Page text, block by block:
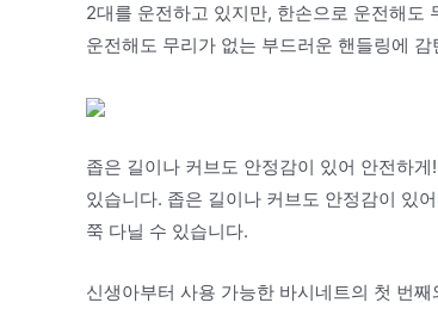
2대를 운전하고 있지만, 한손으로 운전해도
운전해도 무리가 없는 부드러운 핸들링에 감
좁은 길이나 커브도 안정감이 있어 안전하
있습니다. 좁은 길이나 커브도 안정감이 있
쭉 다닐 수 있습니다.
신생아부터 사용 가능한 바시네트의 첫 번